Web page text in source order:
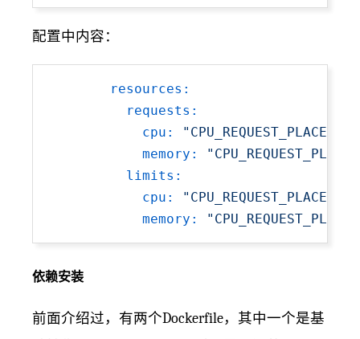
配置中内容：
resources:
requests:
cpu:
memory:
limits:
cpu:
memory:
依赖安装
前面介绍过，有两个Dockerfile，其中一个是基